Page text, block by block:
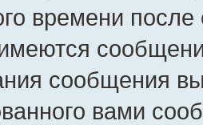
времени
сообщения
вами